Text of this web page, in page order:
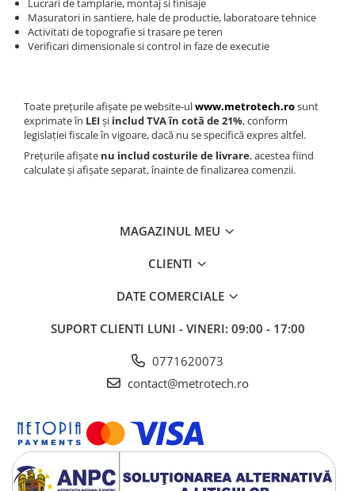
Lucrari de tamplarie, montaj si finisaje
Masuratori in santiere, hale de productie, laboratoare tehnice
Activitati de topografie si trasare pe teren
Verificari dimensionale si control in faze de executie
Toate prețurile afișate pe website-ulwww.metrotech.rosunt
exprimate în LEIși includ TVA în cotă de 21%, conform
legislației fiscale în vigoare, dacă nu se specifică expres altfel.
Prețurile afișate nu includ costurile de livrare, acestea fiind
calculate și afișate separat, înainte de finalizarea comenzii.
MAGAZINUL MEU
CLIENTI
DATE COMERCIALE
SUPORT CLIENTI LUNI - VINERI: 09:00 - 17:00
0771620073
contact@metrotech.ro